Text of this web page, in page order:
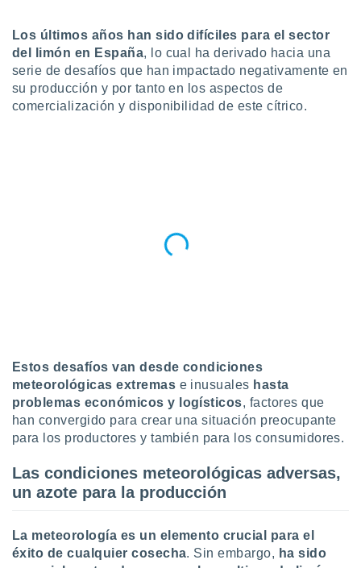
más
nuestra
sitio
En
que
para
ni para
Los últimos años han sido difíciles para el sector
del limón en España, lo cual ha derivado hacia una
serie de desafíos que han impactado negativamente en
su producción y por tanto en los aspectos de
comercialización y disponibilidad de este cítrico.
Estos desafíos van desde condiciones
meteorológicas extremas e inusuales hasta
problemas económicos y logísticos, factores que
han convergido para crear una situación preocupante
para los productores y también para los consumidores.
Las condiciones meteorológicas adversas,
un azote para la producción
La meteorología es un elemento crucial para el
éxito de cualquier cosecha. Sin embargo, ha sido